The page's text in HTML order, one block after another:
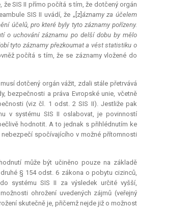
SIS II přímo počítá s tím, že dotčený orgán
SIS II uvádí, že „[z] áznamy za účelem
účelů, pro které byly tyto záznamy pořízeny.
o uchování záznamu po delší dobu by mělo
tyto záznamy přezkoumat a vést statistiku o
počítá s tím, že se záznamy vložené do
dotčený orgán vážit, zdali stále přetrvává
bezpečnosti a práva Evropské unie, včetně
(viz čl. 1 odst. 2 SIS II). Jestliže pak
v systému SIS II oslabovat, je povinností
hodnotit. A to jednak s přihlédnutím ke
spočívajícího v možné přítomnosti
může být učiněno pouze na základě
§ 154 odst. 6 zákona o pobytu cizinců,
systému SIS II za výsledek určité vyšší,
ohrožení uvedených zájmů (veřejný
skutečně je, přičemž nejde již o možnost